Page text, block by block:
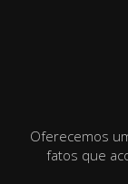
Oferecemos
fatos que